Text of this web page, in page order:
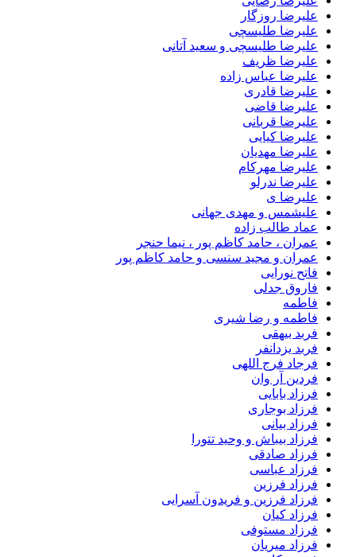
علیرضا روزگار
علیرضا طلیسچی
علیرضا طلیسچی و سعید آتانی
علیرضا ظریف
علیرضا عباس زاده
علیرضا قادری
علیرضا قاضی
علیرضا قربانی
علیرضا کیایی
علیرضا مهدیان
علیرضا مهرکام
علیرضا ندرلو
علیرضا ی
علیشمس و مهدی جهانی
عماد طالب زاده
عمران ، حامد کاظم پور ، نیما حنجر
عمران و مجید سنسی و حامد کاظم پور
فاتح نورایی
فاروق جدلی
فاطمه
فاطمه و رضا شیری
فربد بیهقی
فربد یزدانفر
فرجاد فرج اللهی
فردین آر وان
فرزاد بابایی
فرزاد بوجاری
فرزاد بیانی
فرزاد بیباش و وحید تتورا
فرزاد صادقی
فرزاد عباسی
فرزاد فرزین
فرزاد فرزین و فریدون آسرایی
فرزاد کیان
فرزاد مستوفی
فرزاد میریان